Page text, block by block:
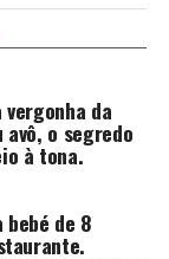
da
o segredo
à tona.
bebé de 8